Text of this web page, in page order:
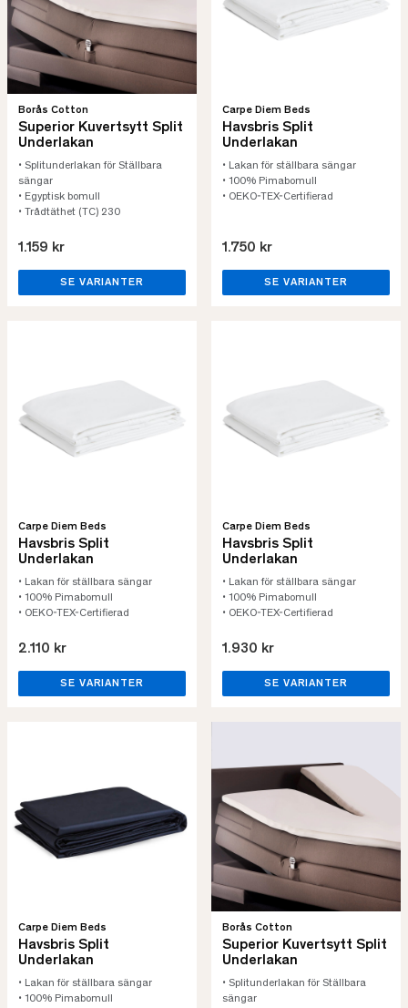
Borås Cotton
Superior Kuvertsytt Split
Underlakan
• Splitunderlakan för Ställbara
sängar
• Egyptisk bomull
• Trådtäthet (TC) 230
1.159 kr
SE VARIANTER
Carpe Diem Beds
Havsbris Split
Underlakan
• Lakan för ställbara sängar
• 100% Pimabomull
• OEKO-TEX-Certifierad
1.750 kr
SE VARIANTER
Carpe Diem Beds
Havsbris Split
Underlakan
• Lakan för ställbara sängar
• 100% Pimabomull
• OEKO-TEX-Certifierad
2.110 kr
SE VARIANTER
Carpe Diem Beds
Havsbris Split
Underlakan
• Lakan för ställbara sängar
• 100% Pimabomull
• OEKO-TEX-Certifierad
1.930 kr
SE VARIANTER
Carpe Diem Beds
Havsbris Split
Underlakan
• Lakan för ställbara sängar
• 100% Pimabomull
Borås Cotton
Superior Kuvertsytt Split
Underlakan
• Splitunderlakan för Ställbara
sängar